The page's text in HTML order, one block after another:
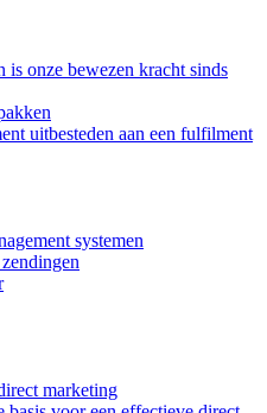
is onze bewezen kracht sinds
uitbesteden aan een fulfilment
systemen
marketing